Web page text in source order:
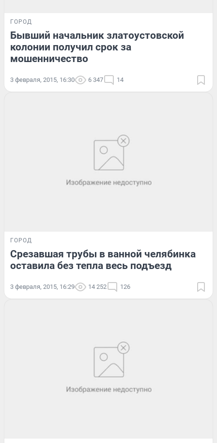
ГОРОД
Бывший начальник златоустовской
колонии получил срок за
мошенничество
3 февраля, 2015, 16:30 6 347 14
ГОРОД
Срезавшая трубы в ванной челябинка
оставила без тепла весь подъезд
3 февраля, 2015, 16:29 14 252 126